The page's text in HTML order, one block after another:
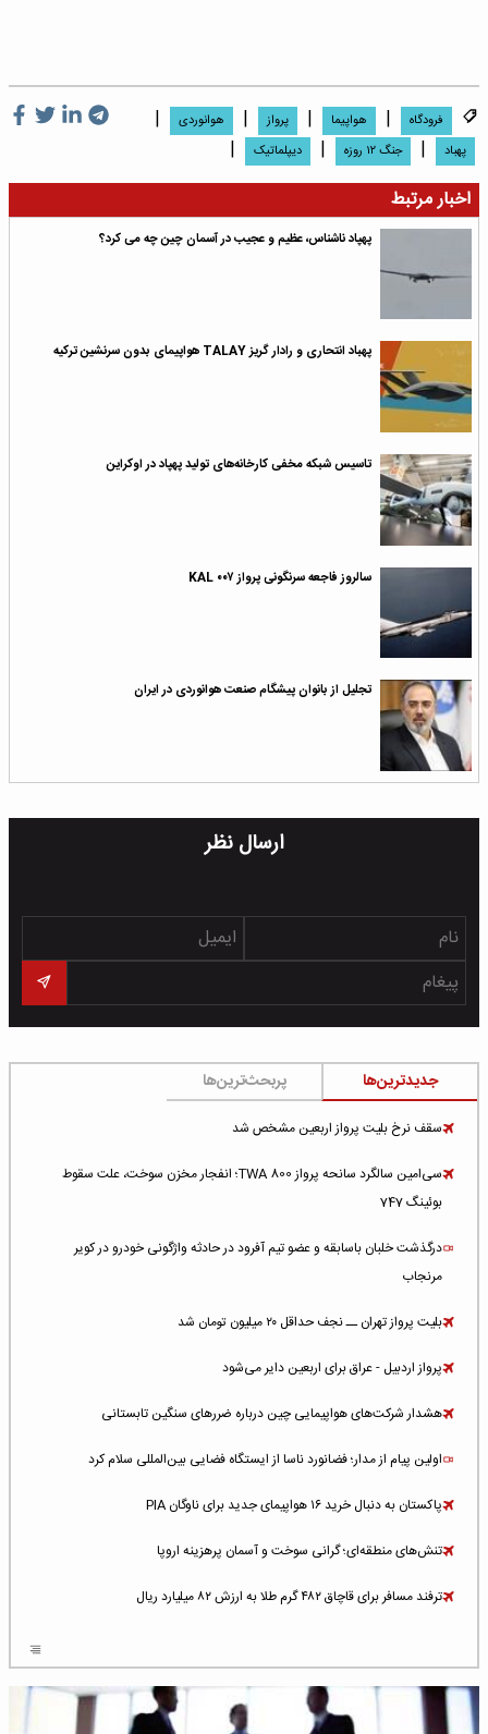
فرودگاه | هواپیما | پرواز | هوانوردی |
پهباد | جنگ ۱۲ روزه | دیپلماتیک
|
اخبار مرتبط
پهپاد ناشناس، عظیم و عجیب در آسمان چین چه می کرد؟
پهباد انتحاری و رادار گریز TALAY هواپیمای بدون سرنشین ترکیه
تاسیس شبکه مخفی کارخانه‌های تولید پهپاد در اوکراین
سالروز فاجعه سرنگونی پرواز KAL ۰۰۷
تجلیل از بانوان پیشگام صنعت هوانوردی در ایران
ارسال نظر
جدیدترین‌ها پربحث‌ترین‌ها
سقف نرخ بلیت پرواز اربعین مشخص شد
سی‌امین سالگرد سانحه پرواز TWA 800؛ انفجار مخزن سوخت، علت سقوط
بوئینگ 747
درگذشت خلبان باسابقه و عضو تیم آفرود در حادثه واژگونی خودرو در کویر
مرنجاب
بلیت پرواز تهران ــ نجف حداقل ۲۰ میلیون تومان شد
پرواز اردبیل - عراق برای اربعین دایر می‌شود
هشدار شرکت‌های هواپیمایی چین درباره ضررهای سنگین تابستانی
اولین پیام از مدار؛ فضانورد ناسا از ایستگاه فضایی بین‌المللی سلام کرد
پاکستان به دنبال خرید ۱۶ هواپیمای جدید برای ناوگان PIA
تنش‌های منطقه‌ای؛ گرانی سوخت و آسمان پرهزینه اروپا
ترفند مسافر برای قاچاق ۴۸۲ گرم طلا به ارزش ۸۲ میلیارد ریال
شلوغ‌ترین فرودگاه‌های اروپا در ۲۰۲۵: لندن، استانبول و پاریس